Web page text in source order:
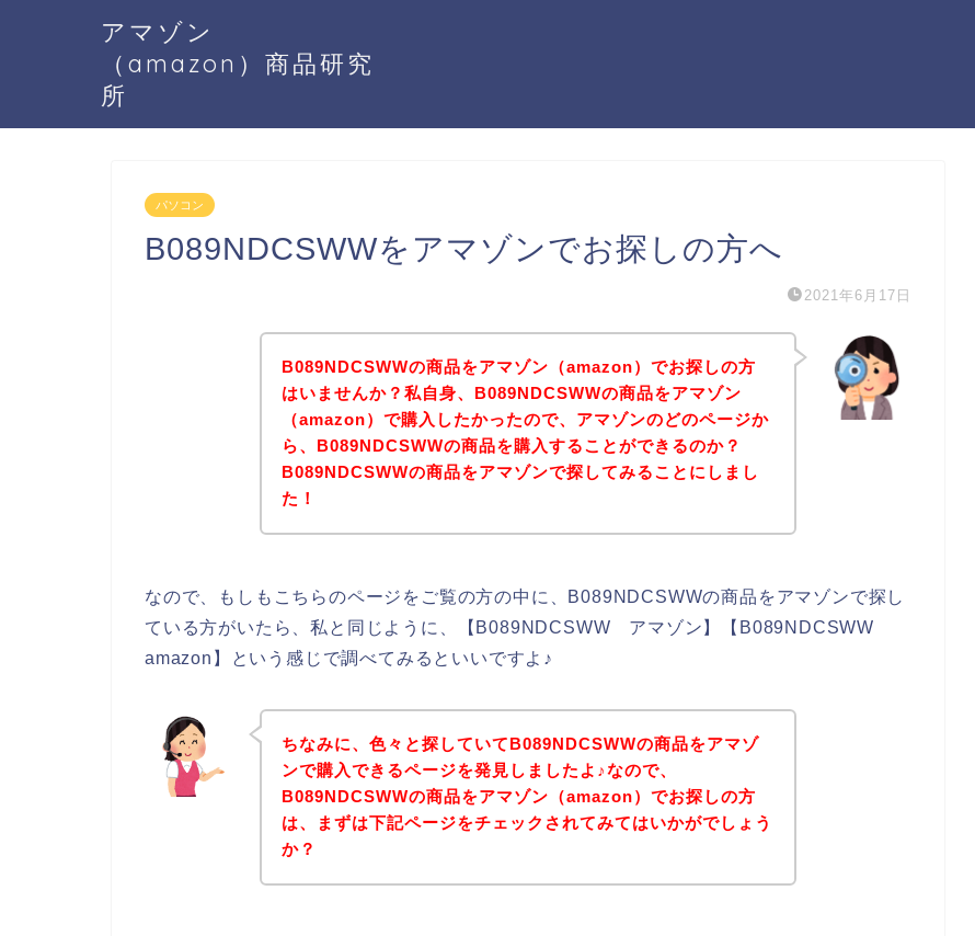
アマゾン
（amazon）商品研究
所
パソコン
B089NDCSWWをアマゾンでお探しの方へ
2021年6月17日
B089NDCSWWの商品をアマゾン（amazon）でお探しの方
はいませんか？私自身、B089NDCSWWの商品をアマゾン
（amazon）で購入したかったので、アマゾンのどのページか
ら、B089NDCSWWの商品を購入することができるのか？
B089NDCSWWの商品をアマゾンで探してみることにしまし
た！
なので、もしもこちらのページをご覧の方の中に、B089NDCSWWの商品をアマゾンで探し
ている方がいたら、私と同じように、【B089NDCSWW アマゾン】【B089NDCSWW
amazon】という感じで調べてみるといいですよ♪
ちなみに、色々と探していてB089NDCSWWの商品をアマゾ
ンで購入できるページを発見しましたよ♪なので、
B089NDCSWWの商品をアマゾン（amazon）でお探しの方
は、まずは下記ページをチェックされてみてはいかがでしょう
か？